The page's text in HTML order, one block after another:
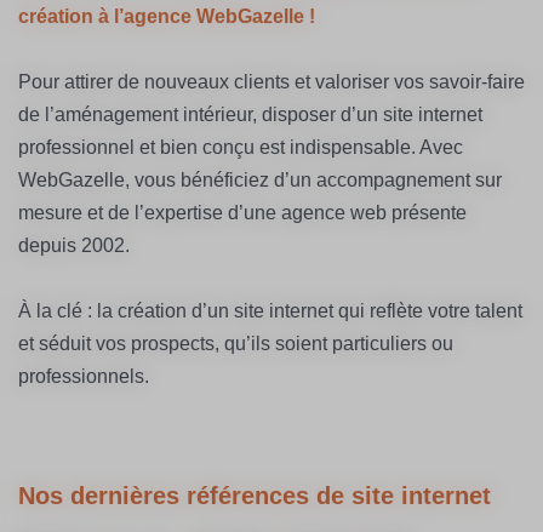
création à l’agence WebGazelle !
Pour attirer de nouveaux clients et valoriser vos savoir-faire
de l’aménagement intérieur, disposer d’un site internet
professionnel et bien conçu est indispensable. Avec
WebGazelle, vous bénéficiez d’un accompagnement sur
mesure et de l’expertise d’une agence web présente
depuis 2002.
À la clé : la création d’un site internet qui reflète votre talent
et séduit vos prospects, qu’ils soient particuliers ou
professionnels.
Nos dernières références de site internet